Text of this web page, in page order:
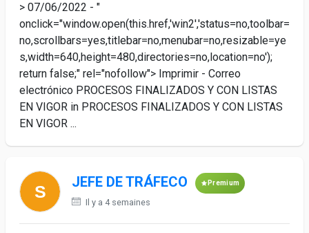
> 07/06/2022 - "
onclick="window.open(this.href,'win2','status=no,toolbar=
no,scrollbars=yes,titlebar=no,menubar=no,resizable=ye
s,width=640,height=480,directories=no,location=no');
return false;" rel="nofollow"> Imprimir - Correo
electrónico PROCESOS FINALIZADOS Y CON LISTAS
EN VIGOR in PROCESOS FINALIZADOS Y CON LISTAS
EN VIGOR ...
JEFE DE TRÁFECO Premium
Il y a 4 semaines